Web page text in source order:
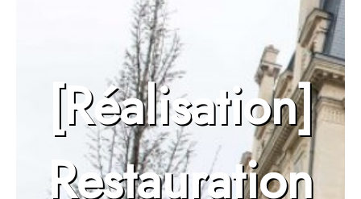
[Réalisation]
Restauration